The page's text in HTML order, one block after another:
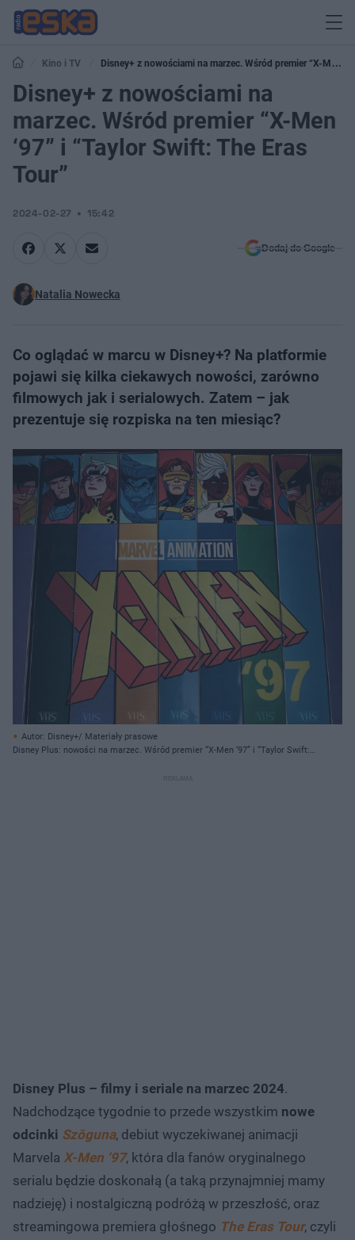
Kino i TV
Disney+ z nowościami na marzec. Wśród premier “X-Men
‘97” i “Taylor Swift: The Eras Tour”
Disney+ z nowościami na
marzec. Wśród premier “X-Men
‘97” i “Taylor Swift: The Eras
Tour”
2024-02-27 15:42
Dodaj do Google
Natalia Nowecka
Co oglądać w marcu w Disney+? Na platformie
pojawi się kilka ciekawych nowości, zarówno
filmowych jak i serialowych. Zatem – jak
prezentuje się rozpiska na ten miesiąc?
Autor: Disney+/ Materiały prasowe
Disney Plus: nowości na marzec. Wśród premier “X-Men ‘97” i “Taylor Swift:
Disney Plus – filmy i seriale na marzec 2024.
Nadchodzące tygodnie to przede wszystkim nowe
odcinki Szōguna, debiut wyczekiwanej animacji
Marvela X-Men ‘97, która dla fanów oryginalnego
serialu będzie doskonałą (a taką przynajmniej mamy
nadzieję) i nostalgiczną podróżą w przeszłość, oraz
streamingowa premiera głośnego The Eras Tour, czyli